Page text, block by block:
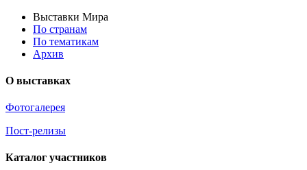
Выставки Мира
По странам
По тематикам
Архив
О выставках
Фотогалерея
Пост-релизы
Каталог участников